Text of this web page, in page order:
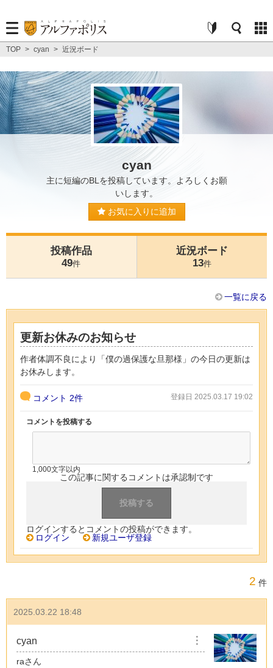
TOP > cyan > 近況ボード
cyan
主に短編のBLを投稿しています。よろしくお願
いします。
お気に入りに追加
投稿作品
49件
近況ボード
13件
一覧に戻る
更新お休みのお知らせ
作者体調不良により「僕の過保護な旦那様」の今日の更新は
お休みします。
コメント 2件 登録日 2025.03.17 19:02
コメントを投稿する
1,000文字以内
この記事に関するコメントは承認制です
ログインするとコメントの投稿ができます。
ログイン
新規ユーザ登録
2 件
2025.03.22 18:48
cyan ︙
raさん